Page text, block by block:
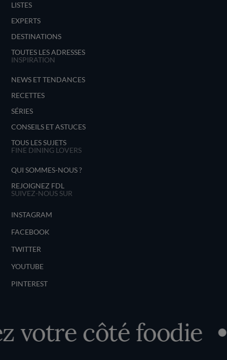
LISTES
EXPERTS
DESTINATIONS
TOUTES LES ADRESSES
INSPIRATION
NEWS ET TENDANCES
RECETTES
SÉRIES
CONSEILS ET ASTUCES
TOUS LES SUJETS
FINE DINING LOVERS
QUI SOMMES-NOUS ?
REJOIGNEZ FDL
SUIVEZ-NOUS SUR
INSTAGRAM
FACEBOOK
TWITTER
YOUTUBE
PINTEREST
votre côté foodie